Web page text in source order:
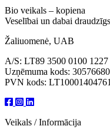
Bio veikals – kopiena
Veselībai un dabai
Žaliuomenė, UAB
A/S: LT89 3500 0100 1227
Uzņēmuma kods:
PVN kods:
Veikals / Informācija